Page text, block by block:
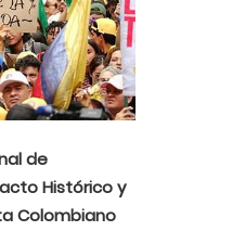
de
Histórico y
Colombiano